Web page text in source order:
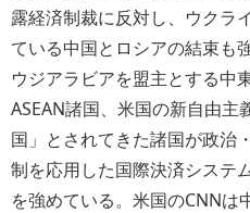
露経済制裁に反対し、ウクラ
ている中国とロシアの結束も
ウジアラビアを盟主とする中
ASEAN諸国、米国の新自由
国」とされてきた諸国が政治
制を応用した国際決済システ
を強めている。米国のCNNは